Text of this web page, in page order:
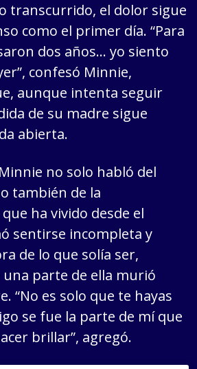
transcurrido, el dolor sigue
como el primer día. “Para
dos años… yo siento
confesó Minnie,
aunque intenta seguir
de su madre sigue
abierta.
no solo habló del
también de la
ha vivido desde el
sentirse incompleta y
de lo que solía ser,
una parte de ella murió
“No es solo que te hayas
se fue la parte de mí que
brillar”, agregó.